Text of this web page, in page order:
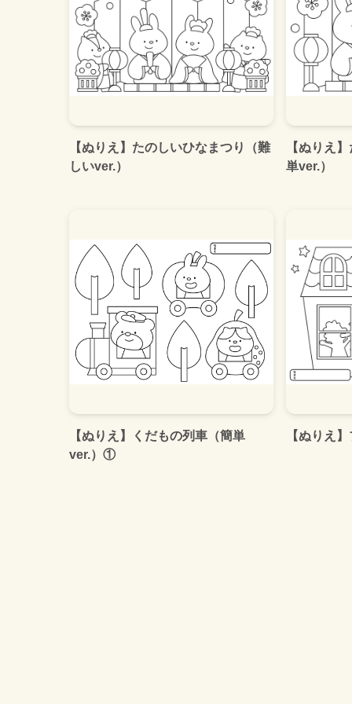
【ぬりえ】たのしいひなまつり（難
しいver.）
【ぬりえ
単ver.）
【ぬりえ】くだもの列車（簡単
ver.）①
【ぬりえ